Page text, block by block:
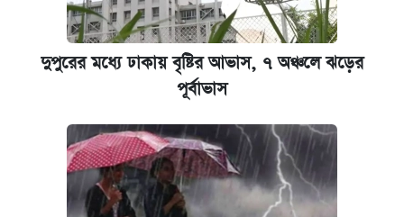
দুপুরের মধ্যে ঢাকায় বৃষ্টির আভাস, ৭ অঞ্চলে ঝড়ের
পূর্বাভাস